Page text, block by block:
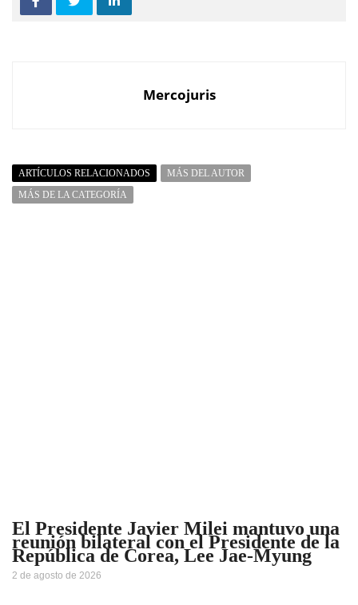
Mercojuris
ARTÍCULOS RELACIONADOS
MÁS DEL AUTOR
MÁS DE LA CATEGORÍA
El Presidente Javier Milei mantuvo una
reunión bilateral con el Presidente de la
República de Corea, Lee Jae-Myung
2 de agosto de 2026